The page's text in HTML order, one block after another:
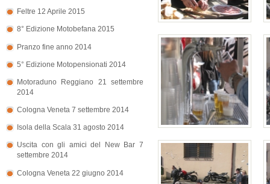
Feltre 12 Aprile 2015
8° Edizione Motobefana 2015
Pranzo fine anno 2014
5° Edizione Motopensionati 2014
Motoraduno Reggiano 21 settembre
2014
Cologna Veneta 7 settembre 2014
Isola della Scala 31 agosto 2014
Uscita con gli amici del New Bar 7
settembre 2014
Cologna Veneta 22 giugno 2014